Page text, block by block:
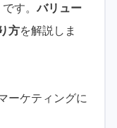
です。バリュー
方を解説しま
ーケティングに